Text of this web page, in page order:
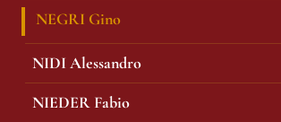
NEGRI Gino
NIDI Alessandro
NIEDER Fabio